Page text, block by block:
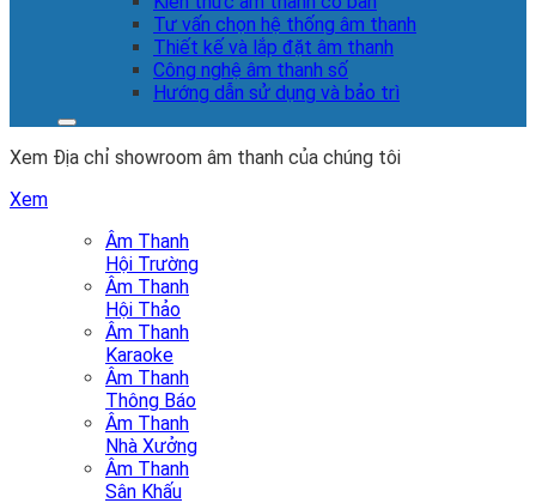
Tư vấn chọn hệ thống âm thanh
Thiết kế và lắp đặt âm thanh
Công nghệ âm thanh số
Hướng dẫn sử dụng và bảo trì
Xem Địa chỉ showroom âm thanh của chúng tôi
Xem
Âm Thanh
Hội Trường
Âm Thanh
Hội Thảo
Âm Thanh
Karaoke
Âm Thanh
Thông Báo
Âm Thanh
Nhà Xưởng
Âm Thanh
Sân Khấu